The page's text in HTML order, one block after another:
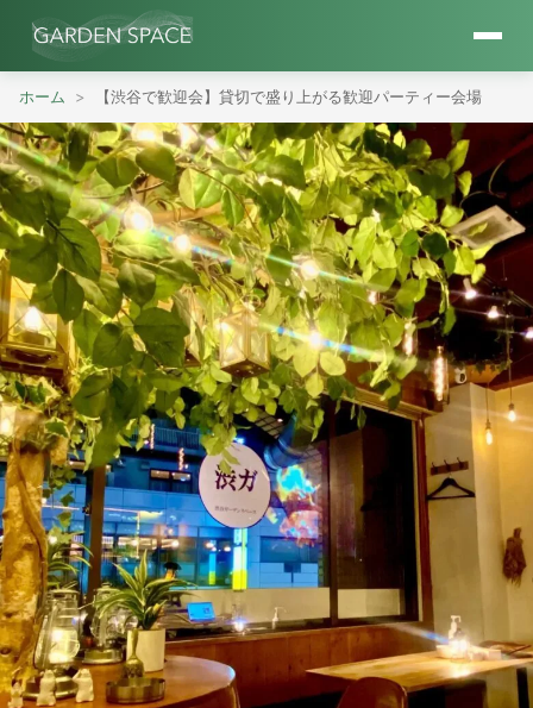
ホーム 【渋谷で歓迎会】貸切で盛り上がる歓迎パーティー会場